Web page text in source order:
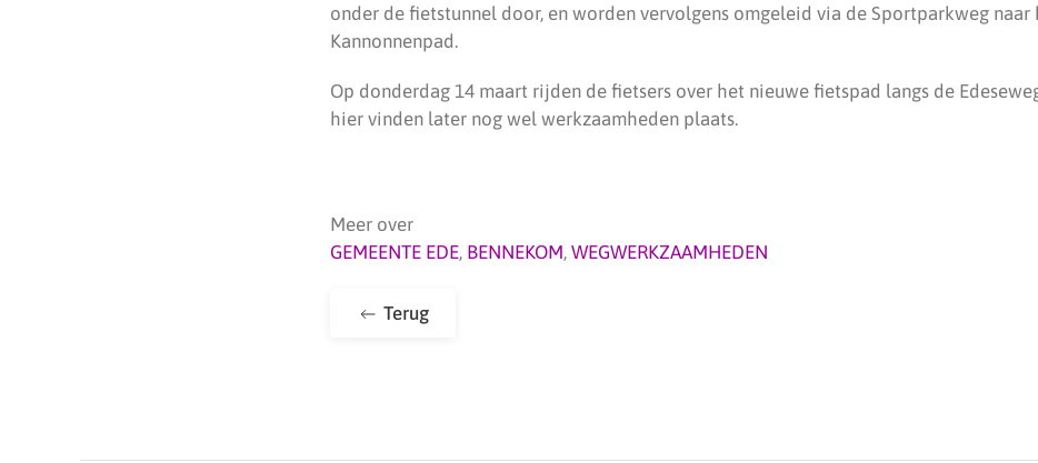
onder de fietstunnel door, en worden vervolgens omgeleid via de Sportparkweg naar
Kannonnenpad.
Op donderdag 14 maart rijden de fietsers over het nieuwe fietspad langs de
hier vinden later nog wel werkzaamheden plaats.
Meer over
GEMEENTE EDE, BENNEKOM, WEGWERKZAAMHEDEN
Terug